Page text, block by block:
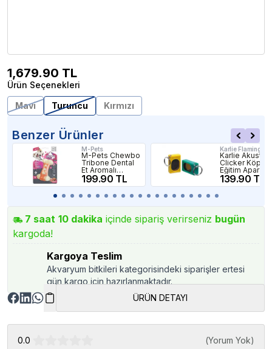
1,679.90 TL
Ürün Seçenekleri
Mavi
Turuncu Kırmızı
Benzer Ürünler
M-Pets
M-Pets Chewbo
Tribone Dental
Et Aromalı
Köpek Oyuncağı
Small
199.90 TL
Karlie Flamingo
Karlie Akustik
Clicker Köpek
Eğitim Aparatı
5x3x1,5 Cm
139.90 TL
7 saat 10 dakika içinde sipariş verirseniz bugün
kargoda!
Kargoya Teslim
Akvaryum bitkileri kategorisindeki siparişler ertesi
gün kargo için hazırlanmaktadır.
ÜRÜN DETAYI
0.0 (Yorum Yok)